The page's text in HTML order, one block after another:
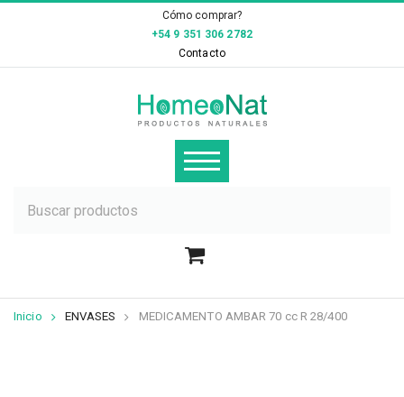
Cómo comprar?
+54 9 351 306 2782
Contacto
Inicio ENVASES MEDICAMENTO AMBAR 70 cc R 28/400